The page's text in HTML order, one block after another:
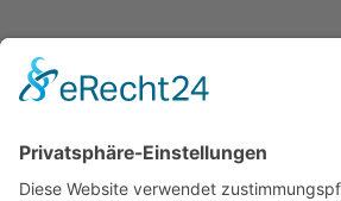
Öffnungszeiten Büro und